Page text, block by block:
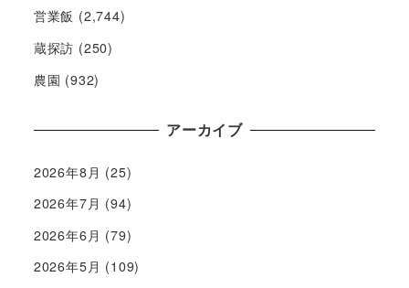
営業飯 (2,744)
蔵探訪 (250)
農園 (932)
アーカイブ
2026年8月 (25)
2026年7月 (94)
2026年6月 (79)
2026年5月 (109)